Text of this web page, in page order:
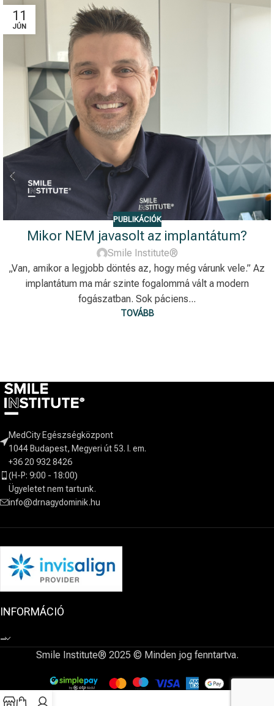
11
JÚN
PUBLIKÁCIÓK
Mikor NEM javasolt az implantátum?
Smile Institute®
„Van, amikor a legjobb döntés az, hogy még várunk vele.” Az
implantátum ma már szinte fogalommá vált a modern
fogászatban. Sok páciens...
TOVÁBB
MedCity Egészségközpont
1044 Budapest, Megyeri út 53. I. em.
+36 20 932 8426
(H-P: 9:00 - 18:00)
Ügyeletet nem tartunk.
info@drnagydominik.hu
INFORMÁCIÓ
–
Smile Institute® 2025 © Minden jog fenntartva.